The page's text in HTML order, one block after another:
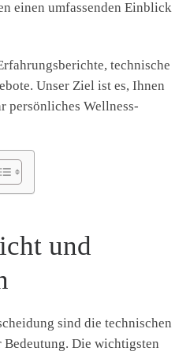
einen umfassenden Einblick
technische
Unser Ziel ist es, Ihnen
persönliches Wellness-
und
sind die technischen
Die wichtigsten